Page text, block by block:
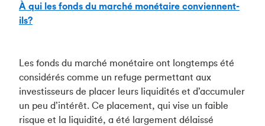
À qui les fonds du marché monétaire conviennent-
ils?
Les fonds du marché monétaire ont longtemps été
considérés comme un refuge permettant aux
investisseurs de placer leurs liquidités et d’accumuler
un peu d’intérêt. Ce placement, qui vise un faible
risque et la liquidité, a été largement délaissé